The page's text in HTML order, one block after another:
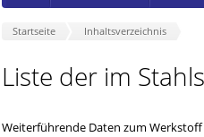
Startseite Inhaltsverzeichnis
Liste der im
Weiterführende Daten zum